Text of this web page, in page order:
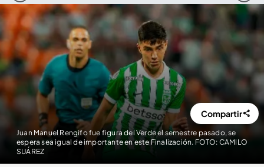
Juan Manuel Rengifo fue figura del Verde el semestre pasado, se
espera sea igual de importante en este Finalización. FOTO: CAMILO
SUÁREZ
Compartir